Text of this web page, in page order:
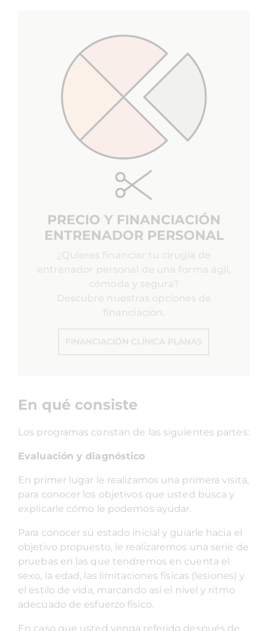
PRECIO Y FINANCIACIÓN
ENTRENADOR PERSONAL
¿Quieres financiar tu cirugía de
entrenador personal de una forma ágil,
cómoda y segura?
Descubre nuestras opciones de
financiación.
FINANCIACIÓN CLÍNICA PLANAS
En qué consiste
Los programas constan de las siguientes partes:
Evaluación y diagnóstico
En primer lugar le realizamos una primera visita,
para conocer los objetivos que usted busca y
explicarle cómo le podemos ayudar.
Para conocer su estado inicial y guiarle hacia el
objetivo propuesto, le realizaremos una serie de
pruebas en las que tendremos en cuenta el
sexo, la edad, las limitaciones físicas (lesiones) y
el estilo de vida, marcando así el nivel y ritmo
adecuado de esfuerzo físico.
En caso que usted venga referido después de